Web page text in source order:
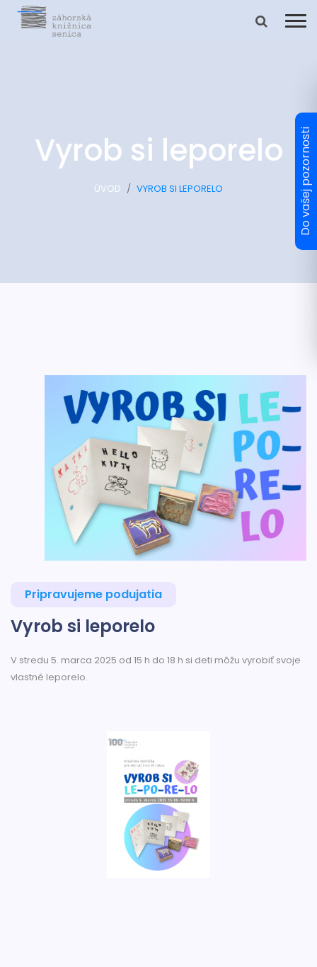
Vyrob si leporelo
ÚVOD VYROB SI LEPORELO
Pripravujeme podujatia
Vyrob si leporelo
V stredu 5. marca 2025 od 15 h do 18 h si deti môžu vyrobiť svoje
vlastné leporelo.